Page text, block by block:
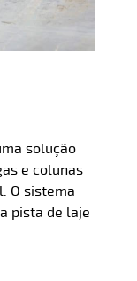
solução
e colunas
O sistema
pista de laje